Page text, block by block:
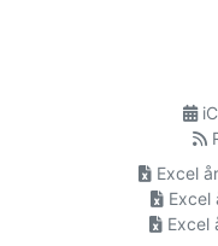
Excel
Excel
Excel